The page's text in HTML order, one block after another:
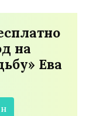
на
Ева